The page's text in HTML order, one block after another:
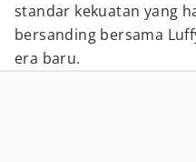
standar kekuatan yang
bersanding bersama
era baru.